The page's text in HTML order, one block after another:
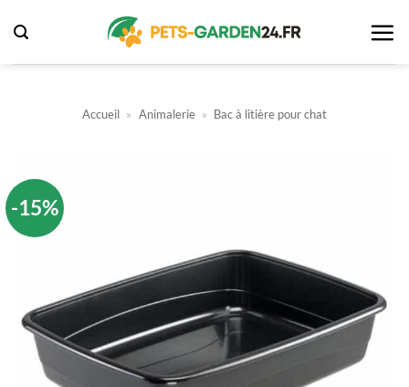
au
contenu
Accueil » Animalerie » Bac à litière pour chat
-15%